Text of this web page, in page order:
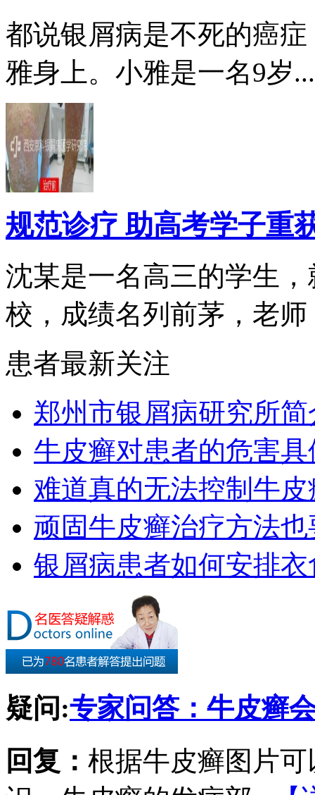
都说银屑病是不死的癌
雅身上。小雅是一名9岁...
规范诊疗 助高考学子重
沈某是一名高三的学生
校，成绩名列前茅，老师
患者最新关注
郑州市银屑病研究所简
牛皮癣对患者的危害
难道真的无法控制牛
顽固牛皮癣治疗方法也
银屑病患者如何安排
疑问:专家问答：牛皮癣
回复： 根据牛皮癣图片